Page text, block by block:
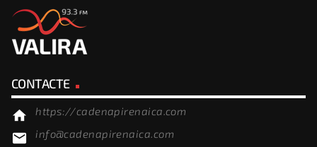
CONTACTE
home https://cadenapirenaica.com
email info@cadenapirenaica.com